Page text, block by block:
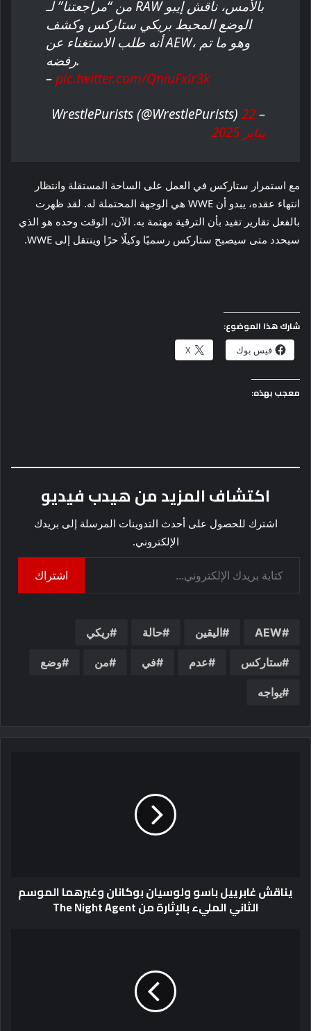
من “مراجعتنا” لـ RAW بالأمس، ناقش إيبو
الوضع المحيط بريكي ستاركس وكشف
أنه طلب الاستغناء عن AEW، وهو ما تم
رفضه.
–pic.twitter.com/QniuFxlr3k
– WrestlePurists (@WrestlePurists)
22
يناير 2025
مع استمرار ستاركس في العمل على الساحة المستقلة وانتظار
انتهاء عقده، يبدو أن WWE هي الوجهة المحتملة له. لقد ظهرت
بالفعل تقارير تفيد بأن الترقية مهتمة به. الآن، الوقت وحده هو الذي
سيحدد متى سيصبح ستاركس رسميًا وكيلًا حرًا وينتقل إلى WWE.
شارك هذا الموضوع:
فيس بوك X
معجب بهذه:
اكتشاف المزيد من هيدب فيديو
اشترك للحصول على أحدث التدوينات المرسلة إلى بريدك
الإلكتروني.
اشتراك
AEW اليقين حالة ريكي
ستاركس عدم في من وضع
يواجه
يناقش غابرييل باسو ولوسيان بوكانان وغيرهما الموسم
الثاني المليء بالإثارة من The Night Agent